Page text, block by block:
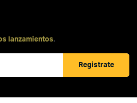
lanzamientos.
Registrate